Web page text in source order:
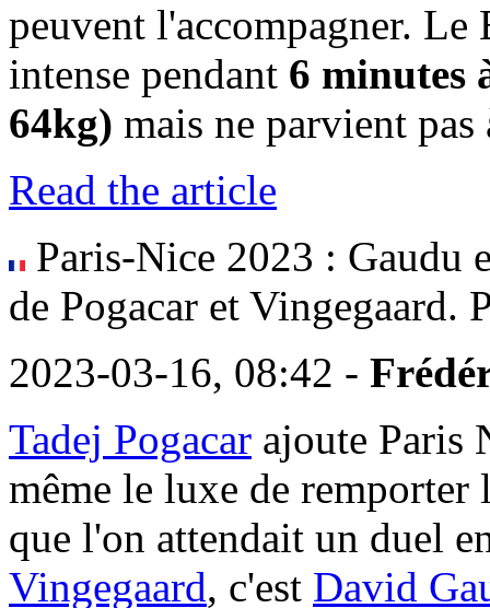
peuvent l'accompagner. Le
intense pendant 6 minutes
64kg) mais ne parvient
Read the article
Paris-Nice 2023 : Gaudu
de Pogacar et Vingegaard.
2023-03-16, 08:42 -
Tadej Pogacar ajoute Paris
même le luxe de remporter
que l'on attendait un duel
Vingegaard, c'est David